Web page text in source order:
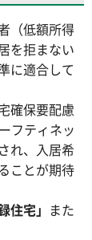
（低額所得
を拒まない
に適合して
確保要配慮
フティネッ
れ、入居希
ことが期待
住宅」 また